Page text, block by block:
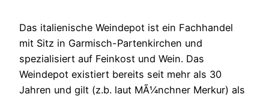
Das italienische Weindepot ist ein Fachhandel
mit Sitz in Garmisch-Partenkirchen und
spezialisiert auf Feinkost und Wein. Das
Weindepot existiert bereits seit mehr als 30
Jahren und gilt (z.b. laut MÃ¼nchner Merkur) als